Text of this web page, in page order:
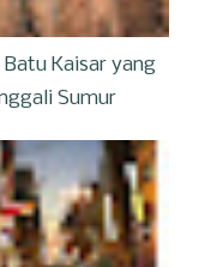
Kaisar yang
Sumur